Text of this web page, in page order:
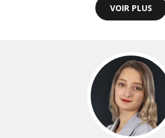
VOIR PLUS